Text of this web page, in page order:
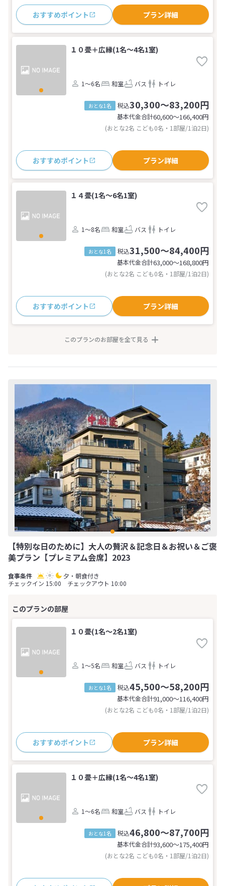
おすすめポイント プラン詳細
１０畳＋広縁(1名～4名1室)
1～6名 和室 バス トイレ
おとな1名 税込30,300～83,200円
基本代金合計60,600〜166,400円
(おとな2名 こども0名・1部屋/1泊2日)
おすすめポイント プラン詳細
１４畳(1名～6名1室)
1～8名 和室 バス トイレ
おとな1名 税込31,500～84,400円
基本代金合計63,000〜168,800円
(おとな2名 こども0名・1部屋/1泊2日)
おすすめポイント プラン詳細
このプランのお部屋を全て見る
【特別な日のために】大人の贅沢＆記念日＆お祝い＆ご褒
美プラン【プレミアム会席】2023
夕・朝食付き
チェックイン 15:00 チェックアウト 10:00
１０畳(1名～2名1室)
1～5名 和室 バス トイレ
おとな1名 税込45,500～58,200円
基本代金合計91,000〜116,400円
(おとな2名 こども0名・1部屋/1泊2日)
おすすめポイント プラン詳細
１０畳＋広縁(1名～4名1室)
1～6名 和室 バス トイレ
おとな1名 税込46,800～87,700円
基本代金合計93,600〜175,400円
(おとな2名 こども0名・1部屋/1泊2日)